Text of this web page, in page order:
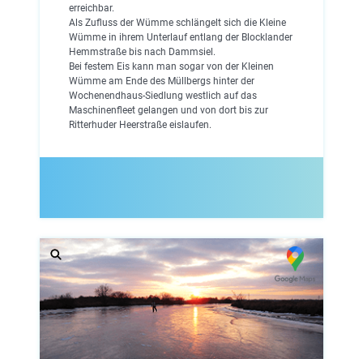
erreichbar.
Als Zufluss der Wümme schlängelt sich die Kleine
Wümme in ihrem Unterlauf entlang der Blocklander
Hemmstraße bis nach Dammsiel.
Bei festem Eis kann man sogar von der Kleinen
Wümme am Ende des Müllbergs hinter der
Wochenendhaus-Siedlung westlich auf das
Maschinenfleet gelangen und von dort bis zur
Ritterhuder Heerstraße eislaufen.